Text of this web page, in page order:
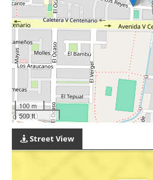
100 m
500 ft
Street View